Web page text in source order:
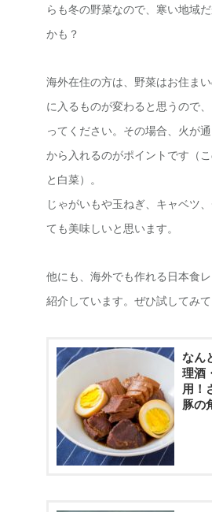
らも冬の野菜なので、寒い地域
かも？
海外在住の方は、野菜はお住ま
に入るものが変わると思うので
ってください。その場合、火が
から入れるのがポイントです（
と白菜）。
じゃがいもや玉ねぎ、キャベツ
ても美味しいと思います。
他にも、海外でも作れる日本食
紹介しています。ぜひ試してみて
なん
理酒
用！
豚の